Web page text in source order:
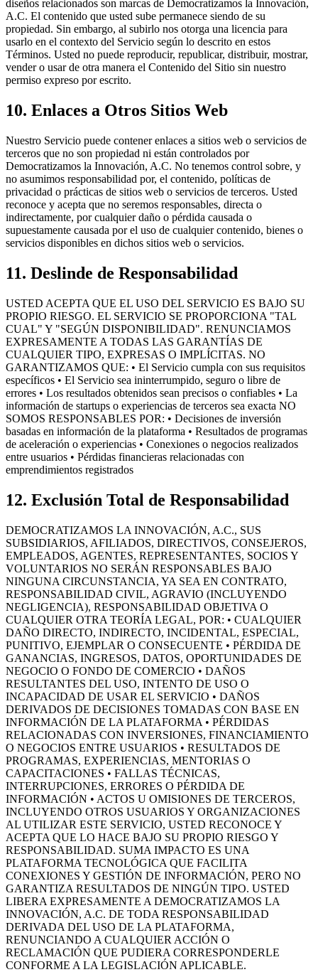
diseños relacionados son marcas de Democratizamos la Innovación,
A.C. El contenido que usted sube permanece siendo de su
propiedad. Sin embargo, al subirlo nos otorga una licencia para
usarlo en el contexto del Servicio según lo descrito en estos
Términos. Usted no puede reproducir, republicar, distribuir, mostrar,
vender o usar de otra manera el Contenido del Sitio sin nuestro
permiso expreso por escrito.
10. Enlaces a Otros Sitios Web
Nuestro Servicio puede contener enlaces a sitios web o servicios de
terceros que no son propiedad ni están controlados por
Democratizamos la Innovación, A.C. No tenemos control sobre, y
no asumimos responsabilidad por, el contenido, políticas de
privacidad o prácticas de sitios web o servicios de terceros. Usted
reconoce y acepta que no seremos responsables, directa o
indirectamente, por cualquier daño o pérdida causada o
supuestamente causada por el uso de cualquier contenido, bienes o
servicios disponibles en dichos sitios web o servicios.
11. Deslinde de Responsabilidad
USTED ACEPTA QUE EL USO DEL SERVICIO ES BAJO SU
PROPIO RIESGO. EL SERVICIO SE PROPORCIONA "TAL
CUAL" Y "SEGÚN DISPONIBILIDAD". RENUNCIAMOS
EXPRESAMENTE A TODAS LAS GARANTÍAS DE
CUALQUIER TIPO, EXPRESAS O IMPLÍCITAS. NO
GARANTIZAMOS QUE: • El Servicio cumpla con sus requisitos
específicos • El Servicio sea ininterrumpido, seguro o libre de
errores • Los resultados obtenidos sean precisos o confiables • La
información de startups o experiencias de terceros sea exacta NO
SOMOS RESPONSABLES POR: • Decisiones de inversión
basadas en información de la plataforma • Resultados de programas
de aceleración o experiencias • Conexiones o negocios realizados
entre usuarios • Pérdidas financieras relacionadas con
emprendimientos registrados
12. Exclusión Total de Responsabilidad
DEMOCRATIZAMOS LA INNOVACIÓN, A.C., SUS
SUBSIDIARIOS, AFILIADOS, DIRECTIVOS, CONSEJEROS,
EMPLEADOS, AGENTES, REPRESENTANTES, SOCIOS Y
VOLUNTARIOS NO SERÁN RESPONSABLES BAJO
NINGUNA CIRCUNSTANCIA, YA SEA EN CONTRATO,
RESPONSABILIDAD CIVIL, AGRAVIO (INCLUYENDO
NEGLIGENCIA), RESPONSABILIDAD OBJETIVA O
CUALQUIER OTRA TEORÍA LEGAL, POR: • CUALQUIER
DAÑO DIRECTO, INDIRECTO, INCIDENTAL, ESPECIAL,
PUNITIVO, EJEMPLAR O CONSECUENTE • PÉRDIDA DE
GANANCIAS, INGRESOS, DATOS, OPORTUNIDADES DE
NEGOCIO O FONDO DE COMERCIO • DAÑOS
RESULTANTES DEL USO, INTENTO DE USO O
INCAPACIDAD DE USAR EL SERVICIO • DAÑOS
DERIVADOS DE DECISIONES TOMADAS CON BASE EN
INFORMACIÓN DE LA PLATAFORMA • PÉRDIDAS
RELACIONADAS CON INVERSIONES, FINANCIAMIENTO
O NEGOCIOS ENTRE USUARIOS • RESULTADOS DE
PROGRAMAS, EXPERIENCIAS, MENTORIAS O
CAPACITACIONES • FALLAS TÉCNICAS,
INTERRUPCIONES, ERRORES O PÉRDIDA DE
INFORMACIÓN • ACTOS U OMISIONES DE TERCEROS,
INCLUYENDO OTROS USUARIOS Y ORGANIZACIONES
AL UTILIZAR ESTE SERVICIO, USTED RECONOCE Y
ACEPTA QUE LO HACE BAJO SU PROPIO RIESGO Y
RESPONSABILIDAD. SUMA IMPACTO ES UNA
PLATAFORMA TECNOLÓGICA QUE FACILITA
CONEXIONES Y GESTIÓN DE INFORMACIÓN, PERO NO
GARANTIZA RESULTADOS DE NINGÚN TIPO. USTED
LIBERA EXPRESAMENTE A DEMOCRATIZAMOS LA
INNOVACIÓN, A.C. DE TODA RESPONSABILIDAD
DERIVADA DEL USO DE LA PLATAFORMA,
RENUNCIANDO A CUALQUIER ACCIÓN O
RECLAMACIÓN QUE PUDIERA CORRESPONDERLE
CONFORME A LA LEGISLACIÓN APLICABLE.